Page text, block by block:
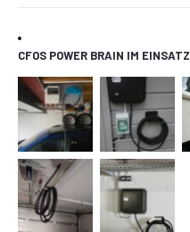
CFOS POWER BRAIN IM EINSATZ